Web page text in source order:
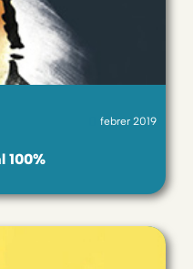
febrer 2019
100%